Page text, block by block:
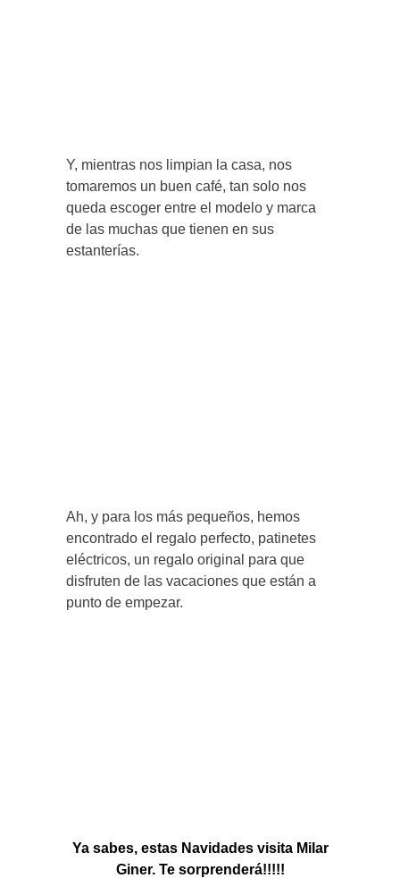
Y, mientras nos limpian la casa, nos
tomaremos un buen café, tan solo nos
queda escoger entre el modelo y marca
de las muchas que tienen en sus
estanterías.
Ah, y para los más pequeños, hemos
encontrado el regalo perfecto, patinetes
eléctricos, un regalo original para que
disfruten de las vacaciones que están a
punto de empezar.
Ya sabes, estas Navidades visita Milar
Giner. Te sorprenderá!!!!!